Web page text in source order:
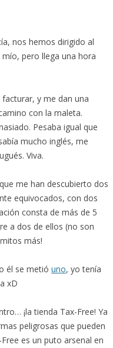
nos hemos dirigido al
pero llega una hora
y me dan una
con la maleta.
Pesaba igual que
mucho inglés, me
Viva.
me han descubierto dos
equivocados, con dos
consta de más de 5
a dos de ellos (no son
más!
él se metió uno, yo tenía
xD
¡la tienda Tax-Free! Ya
peligrosas que pueden
es un puto arsenal en